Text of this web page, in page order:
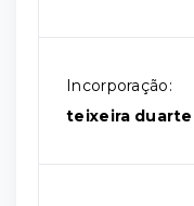
Incorporação:
teixeira duarte